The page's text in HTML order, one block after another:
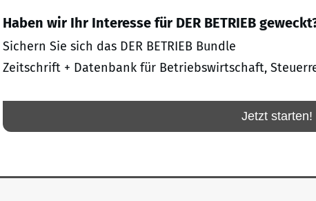
Haben wir Ihr Interesse für DER BETRIEB
Sichern Sie sich das DER BETRIEB Bundle
Zeitschrift + Datenbank für Betriebswirtschaft,
Jetzt starten!